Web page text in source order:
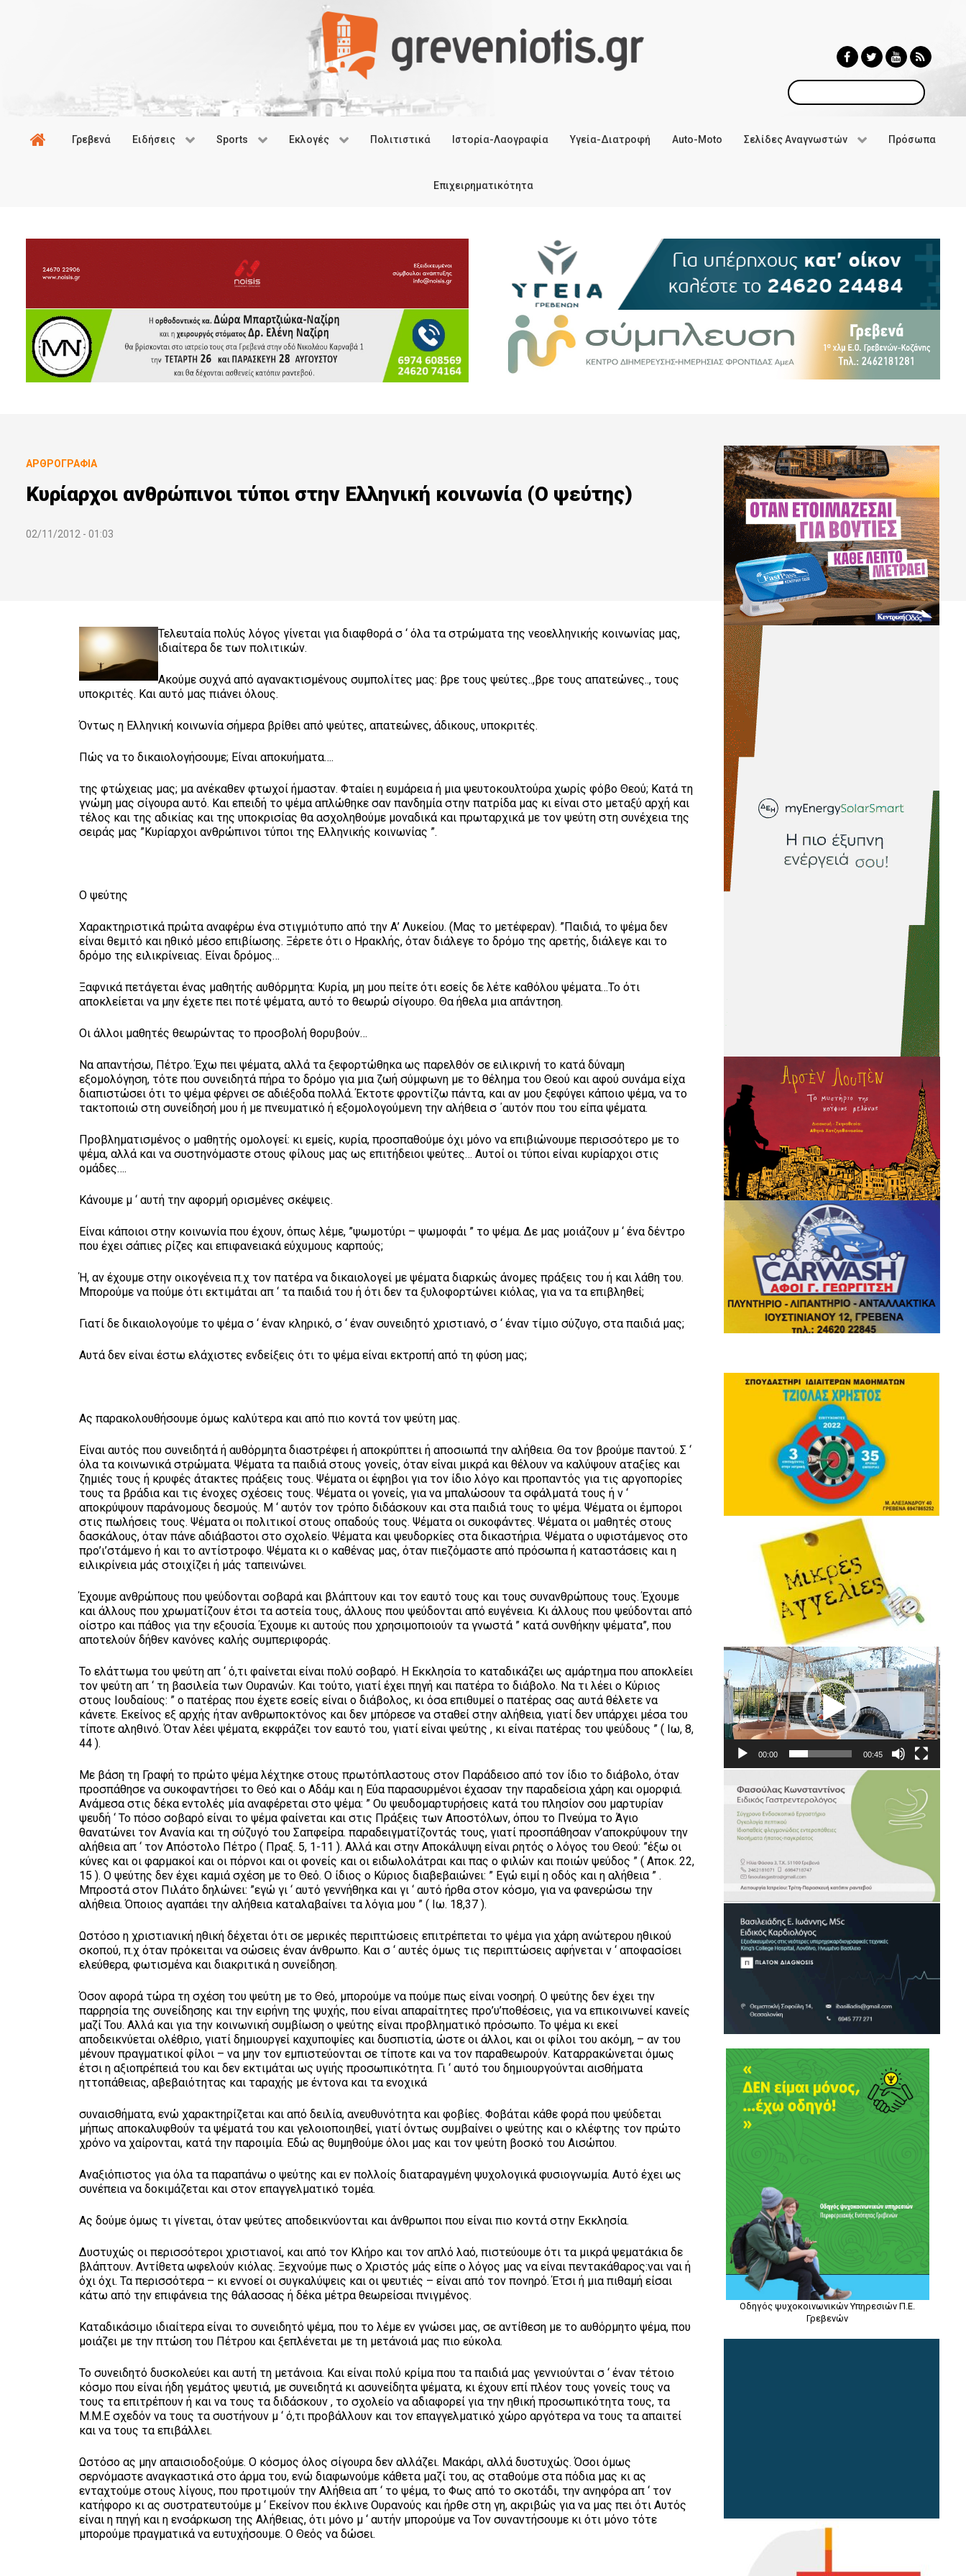
Αναζήτηση
Γρεβενά Ειδήσεις Sports Εκλογές Πολιτιστικά Ιστορία-Λαογραφία Υγεία-Διατροφή Auto-Moto Σελίδες Αναγνωστών Πρόσωπα
Επιχειρηματικότητα
ΑΡΘΡΟΓΡΑΦΊΑ
Κυρίαρχοι ανθρώπινοι τύποι στην Ελληνική κοινωνία (Ο ψεύτης)
02/11/2012 - 01:03
Τελευταία πολύς λόγος γίνεται για διαφθορά σ ‘ όλα τα στρώματα της νεοελληνικής κοινωνίας μας,
ιδιαίτερα δε των πολιτικών.
Ακούμε συχνά από αγανακτισμένους συμπολίτες μας: βρε τους ψεύτες..,βρε τους απατεώνες.., τους
υποκριτές. Και αυτό μας πιάνει όλους.
Όντως η Ελληνική κοινωνία σήμερα βρίθει από ψεύτες, απατεώνες, άδικους, υποκριτές.
Πώς να το δικαιολογήσουμε; Είναι αποκυήματα….
της φτώχειας μας; μα ανέκαθεν φτωχοί ήμασταν. Φταίει η ευμάρεια ή μια ψευτοκουλτούρα χωρίς φόβο Θεού; Κατά τη
γνώμη μας σίγουρα αυτό. Και επειδή το ψέμα απλώθηκε σαν πανδημία στην πατρίδα μας κι είναι στο μεταξύ αρχή και
τέλος και της αδικίας και της υποκρισίας θα ασχοληθούμε μοναδικά και πρωταρχικά με τον ψεύτη στη συνέχεια της
σειράς μας ”Κυρίαρχοι ανθρώπινοι τύποι της Ελληνικής κοινωνίας ”.
Ο ψεύτης
Χαρακτηριστικά πρώτα αναφέρω ένα στιγμιότυπο από την Α’ Λυκείου. (Μας το μετέφεραν). ”Παιδιά, το ψέμα δεν
είναι θεμιτό και ηθικό μέσο επιβίωσης. Ξέρετε ότι ο Ηρακλής, όταν διάλεγε το δρόμο της αρετής, διάλεγε και το
δρόμο της ειλικρίνειας. Είναι δρόμος…
Ξαφνικά πετάγεται ένας μαθητής αυθόρμητα: Κυρία, μη μου πείτε ότι εσείς δε λέτε καθόλου ψέματα…Το ότι
αποκλείεται να μην έχετε πει ποτέ ψέματα, αυτό το θεωρώ σίγουρο. Θα ήθελα μια απάντηση.
Οι άλλοι μαθητές θεωρώντας το προσβολή θορυβούν…
Να απαντήσω, Πέτρο. Έχω πει ψέματα, αλλά τα ξεφορτώθηκα ως παρελθόν σε ειλικρινή το κατά δύναμη
εξομολόγηση, τότε που συνειδητά πήρα το δρόμο για μια ζωή σύμφωνη με το θέλημα του Θεού και αφού συνάμα είχα
διαπιστώσει ότι το ψέμα φέρνει σε αδιέξοδα πολλά. Έκτοτε φροντίζω πάντα, και αν μου ξεφύγει κάποιο ψέμα, να το
τακτοποιώ στη συνείδησή μου ή με πνευματικό ή εξομολογούμενη την αλήθεια σ ΄αυτόν που του είπα ψέματα.
Προβληματισμένος ο μαθητής ομολογεί: κι εμείς, κυρία, προσπαθούμε όχι μόνο να επιβιώνουμε περισσότερο με το
ψέμα, αλλά και να συστηνόμαστε στους φίλους μας ως επιτήδειοι ψεύτες… Αυτοί οι τύποι είναι κυρίαρχοι στις
ομάδες….
Κάνουμε μ ‘ αυτή την αφορμή ορισμένες σκέψεις.
Είναι κάποιοι στην κοινωνία που έχουν, όπως λέμε, ”ψωμοτύρι – ψωμοφάι ” το ψέμα. Δε μας μοιάζουν μ ‘ ένα δέντρο
που έχει σάπιες ρίζες και επιφανειακά εύχυμους καρπούς;
Ή, αν έχουμε στην οικογένεια π.χ τον πατέρα να δικαιολογεί με ψέματα διαρκώς άνομες πράξεις του ή και λάθη του.
Μπορούμε να πούμε ότι εκτιμάται απ ‘ τα παιδιά του ή ότι δεν τα ξυλοφορτώνει κιόλας, για να τα επιβληθεί;
Γιατί δε δικαιολογούμε το ψέμα σ ‘ έναν κληρικό, σ ‘ έναν συνειδητό χριστιανό, σ ‘ έναν τίμιο σύζυγο, στα παιδιά μας;
Αυτά δεν είναι έστω ελάχιστες ενδείξεις ότι το ψέμα είναι εκτροπή από τη φύση μας;
Ας παρακολουθήσουμε όμως καλύτερα και από πιο κοντά τον ψεύτη μας.
Είναι αυτός που συνειδητά ή αυθόρμητα διαστρέφει ή αποκρύπτει ή αποσιωπά την αλήθεια. Θα τον βρούμε παντού. Σ ‘
όλα τα κοινωνικά στρώματα. Ψέματα τα παιδιά στους γονείς, όταν είναι μικρά και θέλουν να καλύψουν αταξίες και
ζημιές τους ή κρυφές άτακτες πράξεις τους. Ψέματα οι έφηβοι για τον ίδιο λόγο και προπαντός για τις αργοπορίες
τους τα βράδια και τις ένοχες σχέσεις τους. Ψέματα οι γονείς, για να μπαλώσουν τα σφάλματά τους ή ν ‘
αποκρύψουν παράνομους δεσμούς. Μ ‘ αυτόν τον τρόπο διδάσκουν και στα παιδιά τους το ψέμα. Ψέματα οι έμποροι
στις πωλήσεις τους. Ψέματα οι πολιτικοί στους οπαδούς τους. Ψέματα οι συκοφάντες. Ψέματα οι μαθητές στους
δασκάλους, όταν πάνε αδιάβαστοι στο σχολείο. Ψέματα και ψευδορκίες στα δικαστήρια. Ψέματα ο υφιστάμενος στο
προ’ι’στάμενο ή και το αντίστροφο. Ψέματα κι ο καθένας μας, όταν πιεζόμαστε από πρόσωπα ή καταστάσεις και η
ειλικρίνεια μάς στοιχίζει ή μάς ταπεινώνει.
Έχουμε ανθρώπους που ψεύδονται σοβαρά και βλάπτουν και τον εαυτό τους και τους συνανθρώπους τους. Έχουμε
και άλλους που χρωματίζουν έτσι τα αστεία τους, άλλους που ψεύδονται από ευγένεια. Κι άλλους που ψεύδονται από
οίστρο και πάθος για την εξουσία. Έχουμε κι αυτούς που χρησιμοποιούν τα γνωστά ” κατά συνθήκην ψέματα”, που
αποτελούν δήθεν κανόνες καλής συμπεριφοράς.
Το ελάττωμα του ψεύτη απ ‘ ό,τι φαίνεται είναι πολύ σοβαρό. Η Εκκλησία το καταδικάζει ως αμάρτημα που αποκλείει
τον ψεύτη απ ‘ τη βασιλεία των Ουρανών. Και τούτο, γιατί έχει πηγή και πατέρα το διάβολο. Να τι λέει ο Κύριος
στους Ιουδαίους: ” ο πατέρας που έχετε εσείς είναι ο διάβολος, κι όσα επιθυμεί ο πατέρας σας αυτά θέλετε να
κάνετε. Εκείνος εξ αρχής ήταν ανθρωποκτόνος και δεν μπόρεσε να σταθεί στην αλήθεια, γιατί δεν υπάρχει μέσα του
τίποτε αληθινό. Όταν λέει ψέματα, εκφράζει τον εαυτό του, γιατί είναι ψεύτης , κι είναι πατέρας του ψεύδους ” ( Ιω, 8,
44 ).
Με βάση τη Γραφή το πρώτο ψέμα λέχτηκε στους πρωτόπλαστους στον Παράδεισο από τον ίδιο το διάβολο, όταν
προσπάθησε να συκοφαντήσει το Θεό και ο Αδάμ και η Εύα παρασυρμένοι έχασαν την παραδείσια χάρη και ομορφιά.
Ανάμεσα στις δέκα εντολές μία αναφέρεται στο ψέμα: ” Ου ψευδομαρτυρήσεις κατά του πλησίον σου μαρτυρίαν
ψευδή ‘ Το πόσο σοβαρό είναι το ψέμα φαίνεται και στις Πράξεις των Αποστόλων, όπου το Πνεύμα το Άγιο
θανατώνει τον Ανανία και τη σύζυγό του Σαπφείρα. παραδειγματίζοντάς τους, γιατί προσπάθησαν ν’αποκρύψουν την
αλήθεια απ ‘ τον Απόστολο Πέτρο ( Πραξ. 5, 1-11 ). Αλλά και στην Αποκάλυψη είναι ρητός ο λόγος του Θεού: ”έξω οι
κύνες και οι φαρμακοί και οι πόρνοι και οι φονείς και οι ειδωλολάτραι και πας ο φιλών και ποιών ψεύδος ” ( Αποκ. 22,
15 ). Ο ψεύτης δεν έχει καμιά σχέση με το Θεό. Ο ίδιος ο Κύριος διαβεβαιώνει: ” Εγώ ειμί η οδός και η αλήθεια ” .
Μπροστά στον Πιλάτο δηλώνει: ”εγώ γι ‘ αυτό γεννήθηκα και γι ‘ αυτό ήρθα στον κόσμο, για να φανερώσω την
αλήθεια. Όποιος αγαπάει την αλήθεια καταλαβαίνει τα λόγια μου ” ( Ιω. 18,37 ).
Ωστόσο η χριστιανική ηθική δέχεται ότι σε μερικές περιπτώσεις επιτρέπεται το ψέμα για χάρη ανώτερου ηθικού
σκοπού, π.χ όταν πρόκειται να σώσεις έναν άνθρωπο. Και σ ‘ αυτές όμως τις περιπτώσεις αφήνεται ν ‘ αποφασίσει
ελεύθερα, φωτισμένα και διακριτικά η συνείδηση.
Όσον αφορά τώρα τη σχέση του ψεύτη με το Θεό, μπορούμε να πούμε πως είναι νοσηρή. Ο ψεύτης δεν έχει την
παρρησία της συνείδησης και την ειρήνη της ψυχής, που είναι απαραίτητες προ’υ’ποθέσεις, για να επικοινωνεί κανείς
μαζί Του. Αλλά και για την κοινωνική συμβίωση ο ψεύτης είναι προβληματικό πρόσωπο. Το ψέμα κι εκεί
αποδεικνύεται ολέθριο, γιατί δημιουργεί καχυποψίες και δυσπιστία, ώστε οι άλλοι, και οι φίλοι του ακόμη, – αν του
μένουν πραγματικοί φίλοι – να μην τον εμπιστεύονται σε τίποτε και να τον παραθεωρούν. Καταρρακώνεται όμως
έτσι η αξιοπρέπειά του και δεν εκτιμάται ως υγιής προσωπικότητα. Γι ‘ αυτό του δημιουργούνται αισθήματα
ηττοπάθειας, αβεβαιότητας και ταραχής με έντονα και τα ενοχικά
συναισθήματα, ενώ χαρακτηρίζεται και από δειλία, ανευθυνότητα και φοβίες. Φοβάται κάθε φορά που ψεύδεται
μήπως αποκαλυφθούν τα ψέματά του και γελοιοποιηθεί, γιατί όντως συμβαίνει ο ψεύτης και ο κλέφτης τον πρώτο
χρόνο να χαίρονται, κατά την παροιμία. Εδώ ας θυμηθούμε όλοι μας και τον ψεύτη βοσκό του Αισώπου.
Αναξιόπιστος για όλα τα παραπάνω ο ψεύτης και εν πολλοίς διαταραγμένη ψυχολογικά φυσιογνωμία. Αυτό έχει ως
συνέπεια να δοκιμάζεται και στον επαγγελματικό τομέα.
Ας δούμε όμως τι γίνεται, όταν ψεύτες αποδεικνύονται και άνθρωποι που είναι πιο κοντά στην Εκκλησία.
Δυστυχώς οι περισσότεροι χριστιανοί, και από τον Κλήρο και τον απλό λαό, πιστεύουμε ότι τα μικρά ψεματάκια δε
βλάπτουν. Αντίθετα ωφελούν κιόλας. Ξεχνούμε πως ο Χριστός μάς είπε ο λόγος μας να είναι πεντακάθαρος:ναι ναι ή
όχι όχι. Τα περισσότερα – κι εννοεί οι συγκαλύψεις και οι ψευτιές – είναι από τον πονηρό. Έτσι ή μια πιθαμή είσαι
κάτω από την επιφάνεια της θάλασσας ή δέκα μέτρα θεωρείσαι πνιγμένος.
Καταδικάσιμο ιδιαίτερα είναι το συνειδητό ψέμα, που το λέμε εν γνώσει μας, σε αντίθεση με το αυθόρμητο ψέμα, που
μοιάζει με την πτώση του Πέτρου και ξεπλένεται με τη μετάνοιά μας πιο εύκολα.
Το συνειδητό δυσκολεύει και αυτή τη μετάνοια. Και είναι πολύ κρίμα που τα παιδιά μας γεννιούνται σ ‘ έναν τέτοιο
κόσμο που είναι ήδη γεμάτος ψευτιά, με συνειδητά κι ασυνείδητα ψέματα, κι έχουν επί πλέον τους γονείς τους να
τους τα επιτρέπουν ή και να τους τα διδάσκουν , το σχολείο να αδιαφορεί για την ηθική προσωπικότητα τους, τα
Μ.Μ.Ε σχεδόν να τους τα συστήνουν μ ‘ ό,τι προβάλλουν και τον επαγγελματικό χώρο αργότερα να τους τα απαιτεί
και να τους τα επιβάλλει.
Ωστόσο ας μην απαισιοδοξούμε. Ο κόσμος όλος σίγουρα δεν αλλάζει. Μακάρι, αλλά δυστυχώς. Όσοι όμως
σερνόμαστε αναγκαστικά στο άρμα του, ενώ διαφωνούμε κάθετα μαζί του, ας σταθούμε στα πόδια μας κι ας
ενταχτούμε στους λίγους, που προτιμούν την Αλήθεια απ ‘ το ψέμα, το Φως από το σκοτάδι, την ανηφόρα απ ‘ τον
κατήφορο κι ας συστρατευτούμε μ ‘ Εκείνον που έκλινε Ουρανούς και ήρθε στη γη, ακριβώς για να μας πει ότι Αυτός
είναι η πηγή και η ενσάρκωση της Αλήθειας, ότι μόνο μ ‘ αυτήν μπορούμε να Τον συναντήσουμε κι ότι μόνο τότε
μπορούμε πραγματικά να ευτυχήσουμε. Ο Θεός να δώσει.
Πρόγραμμα
Αναπαραγωγής
Βίντεο
00:00 00:45
Οδηγός ψυχοκοινωνικών Υπηρεσιών Π.Ε.
Γρεβενών